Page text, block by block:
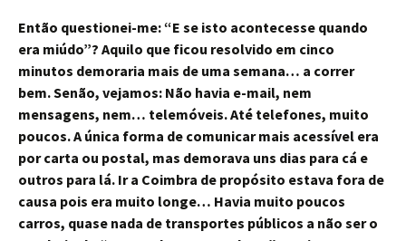
Então questionei-me: “E se isto acontecesse quando
era miúdo”? Aquilo que ficou resolvido em cinco
minutos demoraria mais de uma semana… a correr
bem. Senão, vejamos: Não havia e-mail, nem
mensagens, nem… telemóveis. Até telefones, muito
poucos. A única forma de comunicar mais acessível era
por carta ou postal, mas demorava uns dias para cá e
outros para lá. Ir a Coimbra de propósito estava fora de
causa pois era muito longe… Havia muito poucos
carros, quase nada de transportes públicos a não ser o